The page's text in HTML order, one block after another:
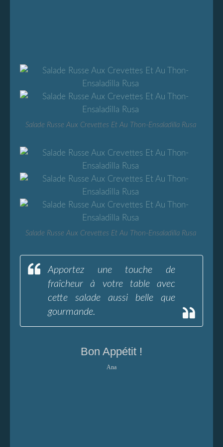
Salade Russe Aux Crevettes Et Au Thon-Ensaladilla Rusa
Salade Russe Aux Crevettes Et Au Thon-Ensaladilla Rusa
Apportez une touche de
fraîcheur à votre table avec
cette salade aussi belle que
gourmande.
Bon Appétit !
Ana